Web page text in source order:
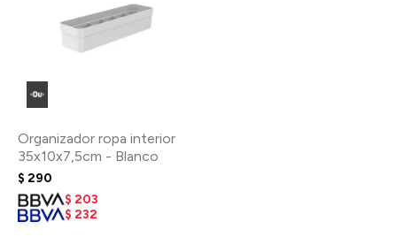
Organizador ropa interior
35x10x7,5cm - Blanco
$ 290
$ 203
$ 232